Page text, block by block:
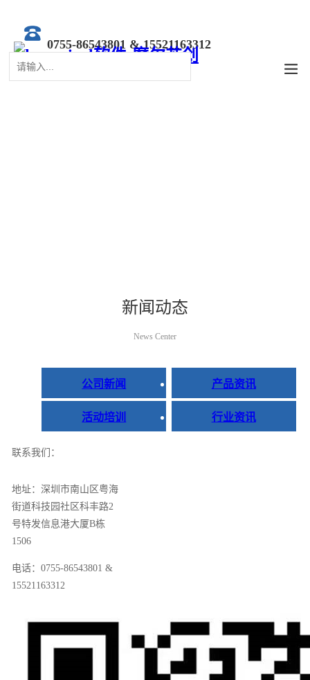
0755-86543801 & 15521163312
新闻动态
News Center
公司新闻 产品资讯
活动培训 行业资讯
联系我们：
地址：深圳市南山区粤海
街道科技园社区科丰路2
号特发信息港大厦B栋
1506
电话：0755-86543801 &
15521163312